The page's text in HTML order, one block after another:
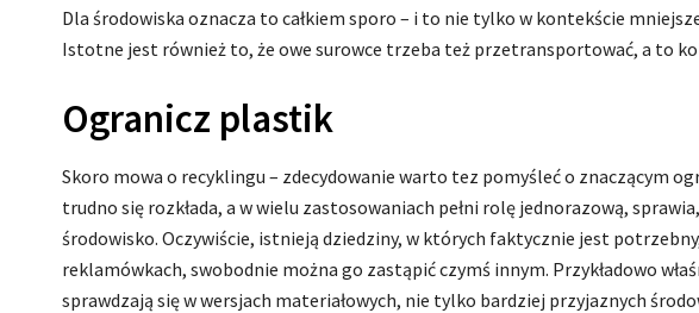
Dla środowiska oznacza to całkiem sporo – i to nie tylko w kontekście
Istotne jest również to, że owe surowce trzeba też przetransportować, a to
Ogranicz plastik
Skoro mowa o recyklingu – zdecydowanie warto tez pomyśleć o znaczącym
trudno się rozkłada, a w wielu zastosowaniach pełni rolę jednorazową,
środowisko. Oczywiście, istnieją dziedziny, w których faktycznie jest
reklamówkach, swobodnie można go zastąpić czymś innym. Przykładowo
sprawdzają się w wersjach materiałowych, nie tylko bardziej przyjaznych